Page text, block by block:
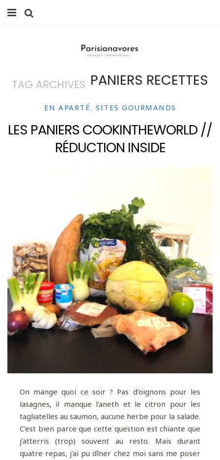
FAMILLE
VOYAGES
WEEK-ENDS
BALADES À PARIS
LIFESTYLE
0,00€
TAG ARCHIVES PANIERS RECETTES
EN APARTÉ, SITES GOURMANDS
LES PANIERS COOKINTHEWORLD //
RÉDUCTION INSIDE
On mange quoi ce soir ? Pas d'oignons pour les
lasagnes, il manque l'aneth et le citron pour les
tagliatelles au saumon, aucune herbe pour la salade.
C'est bien parce que cette question est chiante que
j'atterris (trop) souvent au resto. Mais durant
quatre repas, j'ai pu dîner chez moi sans me poser